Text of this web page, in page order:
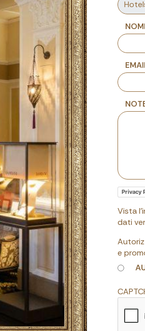
Privacy
Vista
dati
e